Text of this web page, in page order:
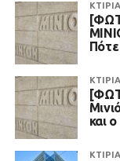
Πότε
και